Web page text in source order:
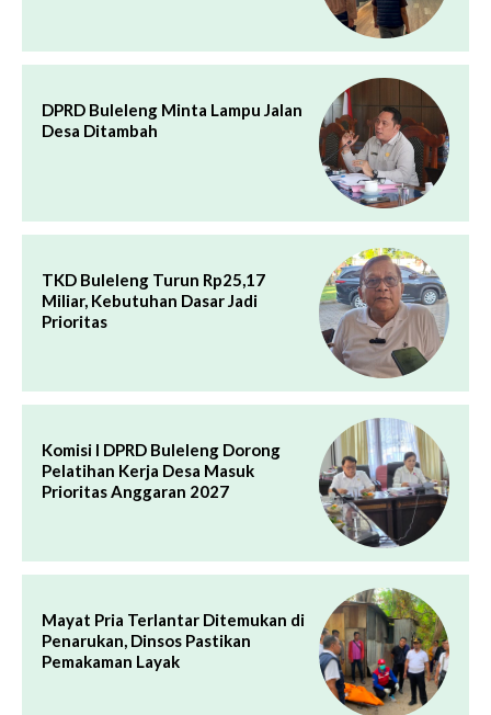
DPRD Buleleng Minta Lampu Jalan
Desa Ditambah
TKD Buleleng Turun Rp25,17
Miliar, Kebutuhan Dasar Jadi
Prioritas
Komisi I DPRD Buleleng Dorong
Pelatihan Kerja Desa Masuk
Prioritas Anggaran 2027
Mayat Pria Terlantar Ditemukan di
Penarukan, Dinsos Pastikan
Pemakaman Layak